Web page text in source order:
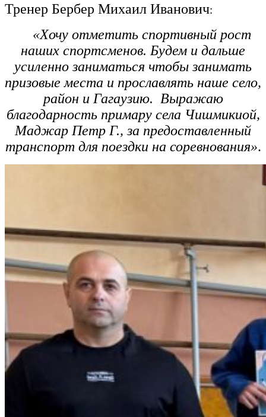
Тренер Бербер Михаил Иванович:
«Хочу отметить спортивный рост
наших спортсменов. Будем и дальше
усиленно заниматься чтобы занимать
призовые места и прославлять наше село,
район и Гагаузию. Выражаю
благодарность примару села Чишмикиой,
Маджар Петр Г., за предоставленный
транспорт для поездки на соревнования».